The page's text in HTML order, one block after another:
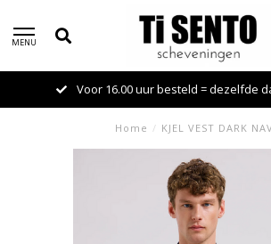
MENU
Voor 16.00 uur besteld = dezelfde
Home / KJEL VEST DARK